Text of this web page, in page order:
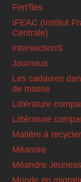
Fert'îles
IFEAC (Institut
Centrale)
intersectionS
Journaux
Les cadavres
de masse
Littérature
Littérature
Matière à recycler
Méandre
Méandre
Monde en